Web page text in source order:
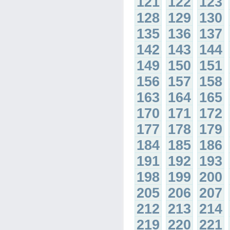
128 129 130
135 136 137
142 143 144
149 150 151
156 157 158
163 164 165
170 171 172
177 178 179
184 185 186
191 192 193
198 199 200
205 206 207
212 213 214
219 220 221